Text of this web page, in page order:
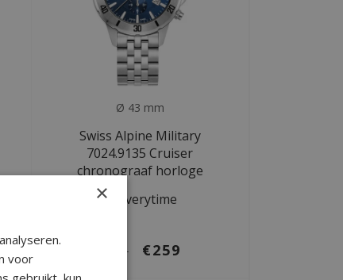
Ø 43 mm
Swiss Alpine Military
7024.9135 Cruiser
chronograaf horloge
Deliverytime
€699 €259
×
voor